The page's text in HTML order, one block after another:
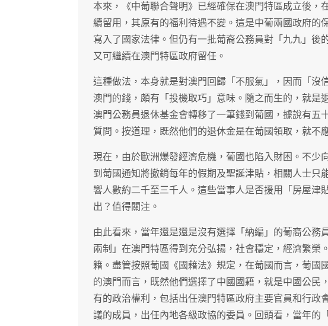
本來，《中葡聯合聲明》已經確保在澳門特區成立後，
續留用，其原有的福利待遇不變。這是中葡兩國政府的
寫入了國家法律。但仍有一批葡裔公務員對「九九」後
又可繼續在澳門特區政府留任。
這種做法，本身就是對澳門回歸「不服氣」，因而「沒
澳門的錢，頗有「投機取巧」意味。隨之而生的，就是
澳門公務員退休基金會轉移了一筆錢到葡國，據說有五
質問。按道理，既然他們的退休金是在葡國領取，就不
現在，由於歐洲爆發經濟危機，葡國也陷入財困。不少
到葡國通知將撤銷每年的假期及聖誕津貼，相關人士只
響人數約二千至三千人。這些當事人是否援用「房屋津
出？值得關注。
由此看來，當年還是還是沒有選擇「納編」的葡裔公務
兩制」在澳門特區得到充分弘揚，社會穩定，經濟繁榮
籍。盡管按照葡國《國藉法》規定，在葡國而言，葡國
的澳門而言，既然他們選擇了中國國籍，就是中國公民
有的政治權利，包括出任澳門特區政府主要官員和行政
議的成員，出任內地各級政協的委員。回頭看，當年的